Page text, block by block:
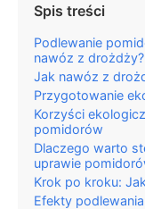
Spis treści
Podlewanie
nawóz z drożdży?
Jak nawóz z
Przygotowanie
Korzyści
pomidorów
Dlaczego warto
uprawie
Krok po kroku:
Efekty